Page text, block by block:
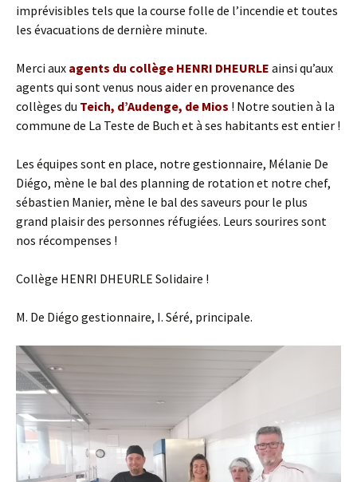
imprévisibles tels que la course folle de l’incendie et toutes
les évacuations de dernière minute.
Merci aux agents du collège HENRI DHEURLE ainsi qu’aux
agents qui sont venus nous aider en provenance des
collèges du Teich, d’Audenge, de Mios ! Notre soutien à la
commune de La Teste de Buch et à ses habitants est entier !
Les équipes sont en place, notre gestionnaire, Mélanie De
Diégo, mène le bal des planning de rotation et notre chef,
sébastien Manier, mène le bal des saveurs pour le plus
grand plaisir des personnes réfugiées. Leurs sourires sont
nos récompenses !
Collège HENRI DHEURLE Solidaire !
M. De Diégo gestionnaire, I. Séré, principale.